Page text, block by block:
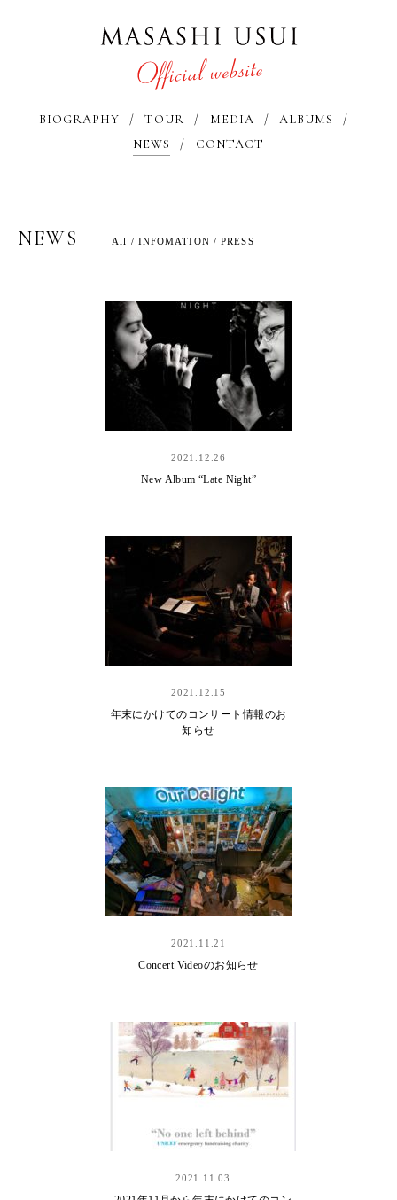
BIOGRAPHY TOUR MEDIA
ALBUMS
NEWS
CONTACT
NEWS All / INFOMATION /PRESS
2021.12.26
New Album “Late Night”
2021.12.15
年末にかけてのコンサート情報のお
知らせ
2021.11.21
Concert Videoのお知らせ
2021.11.03